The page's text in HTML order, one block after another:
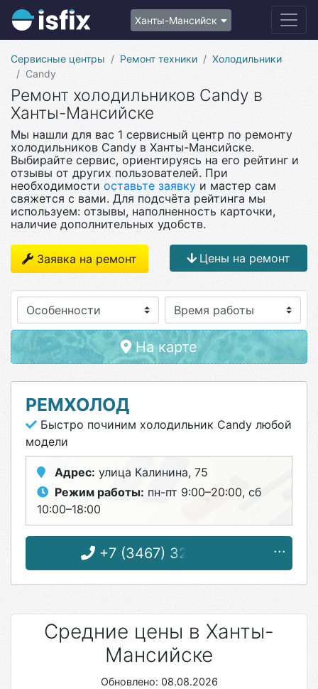
Ханты-Мансийск
Сервисные центры Ремонт техники
Холодильники
Candy
Ремонт холодильников Candy в
Ханты-Мансийске
Мы нашли для вас 1 сервисный центр по ремонту
холодильников Candy в Ханты-Мансийске.
Выбирайте сервис, ориентируясь на его рейтинг и
отзывы от других пользователей. При
необходимости оставьте заявку и мастер сам
свяжется с вами. Для подсчёта рейтинга мы
используем: отзывы, наполненность карточки,
наличие дополнительных удобств.
Заявка на ремонт Цены на ремонт
Особенности
На карте
РЕМХОЛОД
Быстро починим холодильник Candy любой
модели
Адрес: улица Калинина, 75
Режим работы: пн-пт 9:00–20:00, сб
10:00–18:00
+7 (3467) 32-44-33
Средние цены в Ханты-
Мансийске
Обновлено: 08.08.2026